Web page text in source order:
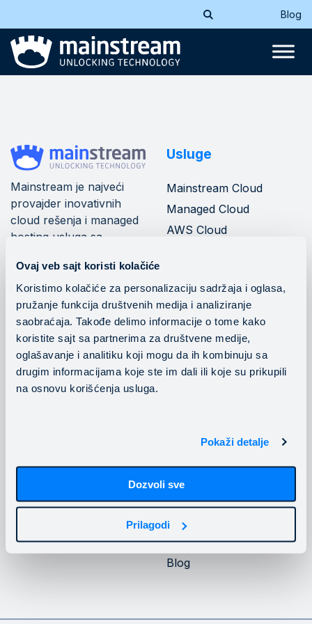
Ovaj veb sajt koristi kolačiće
Koristimo kolačiće za personalizaciju sadržaja i oglasa,
pružanje funkcija društvenih medija i analiziranje
saobraćaja. Takođe delimo informacije o tome kako
koristite sajt sa partnerima za društvene medije,
oglašavanje i analitiku koji mogu da ih kombinuju sa
drugim informacijama koje ste im dali ili koje su prikupili
na osnovu korišćenja usluga.
Pokaži detalje
Dozvoli sve
Prilagodi
Blog
Mainstream je najveći
provajder inovativnih
cloud rešenja i managed
hosting usluga sa
centara u jugoistočnoj
Evropi.
Pratite nas
Usluge
Mainstream Cloud
Managed Cloud
AWS Cloud
cloud
DevOps operacije
Konsalting usluge
Politika privatnosti
O Mainstream-u
Upoznajte Mainstream
infrastrukturu
Naši klijenti
Karijera
Blog